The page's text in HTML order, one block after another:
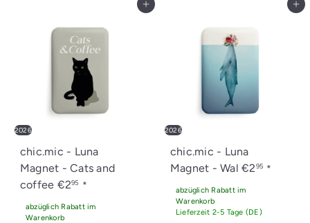
In den Einkaufswagen legen
2026
chic.mic - Luna
Magnet - Cats and
coffee €295 *
abzüglich Rabatt im
Warenkorb
In den Einkaufswagen legen
2026
chic.mic - Luna
Magnet - Wal€295 *
abzüglich Rabatt im
Warenkorb
Lieferzeit 2-5 Tage (DE)